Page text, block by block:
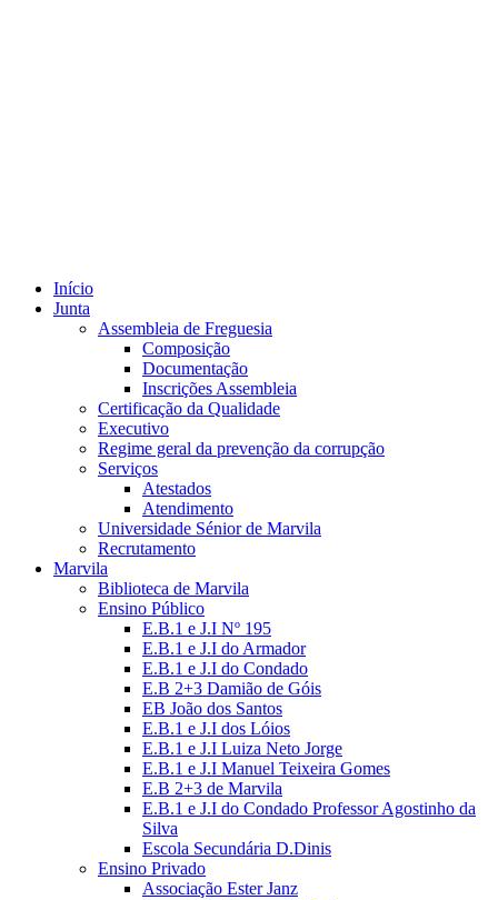
Início
Junta
Assembleia de Freguesia
Composição
Documentação
Inscrições Assembleia
Certificação da Qualidade
Executivo
Regime geral da prevenção da corrupção
Serviços
Atestados
Atendimento
Universidade Sénior de Marvila
Recrutamento
Marvila
Biblioteca de Marvila
Ensino Público
E.B.1 e J.I Nº 195
E.B.1 e J.I do Armador
E.B.1 e J.I do Condado
E.B 2+3 Damião de Góis
EB João dos Santos
E.B.1 e J.I dos Lóios
E.B.1 e J.I Luiza Neto Jorge
E.B.1 e J.I Manuel Teixeira Gomes
E.B 2+3 de Marvila
E.B.1 e J.I do Condado Professor Agostinho da
Silva
Escola Secundária D.Dinis
Ensino Privado
Associação Ester Janz